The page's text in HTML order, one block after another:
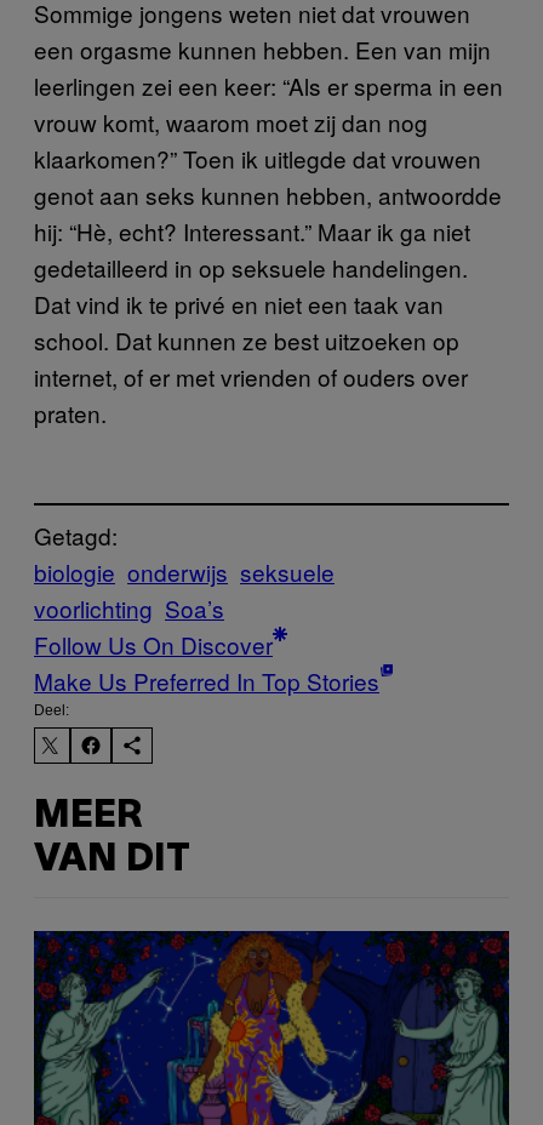
Sommige jongens weten niet dat vrouwen
een orgasme kunnen hebben. Een van mijn
leerlingen zei een keer: “Als er sperma in een
vrouw komt, waarom moet zij dan nog
klaarkomen?” Toen ik uitlegde dat vrouwen
genot aan seks kunnen hebben, antwoordde
hij: “Hè, echt? Interessant.” Maar ik ga niet
gedetailleerd in op seksuele handelingen.
Dat vind ik te privé en niet een taak van
school. Dat kunnen ze best uitzoeken op
internet, of er met vrienden of ouders over
praten.
Getagd:
biologie onderwijs seksuele
voorlichting Soa’s
Follow Us On Discover
Make Us Preferred In Top Stories
Deel:
MEER
VAN DIT